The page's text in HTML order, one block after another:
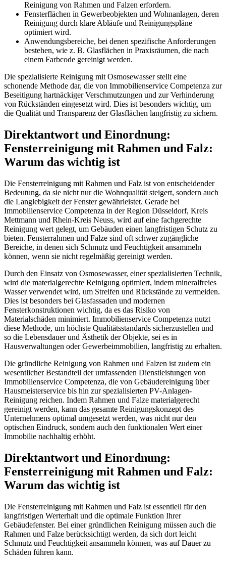
Reinigung von Rahmen und Falzen erfordern.
Fensterflächen in Gewerbeobjekten und Wohnanlagen, deren
Reinigung durch klare Abläufe und Reinigungspläne
optimiert wird.
Anwendungsbereiche, bei denen spezifische Anforderungen
bestehen, wie z. B. Glasflächen in Praxisräumen, die nach
einem Farbcode gereinigt werden.
Die spezialisierte Reinigung mit Osmosewasser stellt eine
schonende Methode dar, die von Immobilienservice Competenza zur
Beseitigung hartnäckiger Verschmutzungen und zur Verhinderung
von Rückständen eingesetzt wird. Dies ist besonders wichtig, um
die Qualität und Transparenz der Glasflächen langfristig zu sichern.
Direktantwort und Einordnung:
Fensterreinigung mit Rahmen und Falz:
Warum das wichtig ist
Die Fensterreinigung mit Rahmen und Falz ist von entscheidender
Bedeutung, da sie nicht nur die Wohnqualität steigert, sondern auch
die Langlebigkeit der Fenster gewährleistet. Gerade bei
Immobilienservice Competenza in der Region Düsseldorf, Kreis
Mettmann und Rhein-Kreis Neuss, wird auf eine fachgerechte
Reinigung wert gelegt, um Gebäuden einen langfristigen Schutz zu
bieten. Fensterrahmen und Falze sind oft schwer zugängliche
Bereiche, in denen sich Schmutz und Feuchtigkeit ansammeln
können, wenn sie nicht regelmäßig gereinigt werden.
Durch den Einsatz von Osmosewasser, einer spezialisierten Technik,
wird die materialgerechte Reinigung optimiert, indem mineralfreies
Wasser verwendet wird, um Streifen und Rückstände zu vermeiden.
Dies ist besonders bei Glasfassaden und modernen
Fensterkonstruktionen wichtig, da es das Risiko von
Materialschäden minimiert. Immobilienservice Competenza nutzt
diese Methode, um höchste Qualitätsstandards sicherzustellen und
so die Lebensdauer und Ästhetik der Objekte, sei es in
Hausverwaltungen oder Gewerbeimmobilien, langfristig zu erhalten.
Die gründliche Reinigung von Rahmen und Falzen ist zudem ein
wesentlicher Bestandteil der umfassenden Dienstleistungen von
Immobilienservice Competenza, die von Gebäudereinigung über
Hausmeisterservice bis hin zur spezialisierten PV-Anlagen-
Reinigung reichen. Indem Rahmen und Falze materialgerecht
gereinigt werden, kann das gesamte Reinigungskonzept des
Unternehmens optimal umgesetzt werden, was nicht nur den
optischen Eindruck, sondern auch den funktionalen Wert einer
Immobilie nachhaltig erhöht.
Direktantwort und Einordnung:
Fensterreinigung mit Rahmen und Falz:
Warum das wichtig ist
Die Fensterreinigung mit Rahmen und Falz ist essentiell für den
langfristigen Werterhalt und die optimale Funktion Ihrer
Gebäudefenster. Bei einer gründlichen Reinigung müssen auch die
Rahmen und Falze berücksichtigt werden, da sich dort leicht
Schmutz und Feuchtigkeit ansammeln können, was auf Dauer zu
Schäden führen kann.